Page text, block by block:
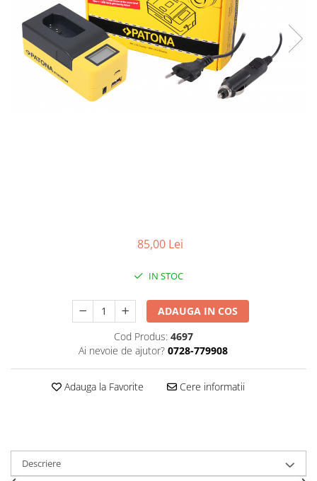
Smartwatch
85,00 Lei
IN STOC
ADAUGA IN COS
Cod Produs: 4697
Ai nevoie de ajutor? 0728-779908
Adauga la Favorite Cere informatii
Descriere